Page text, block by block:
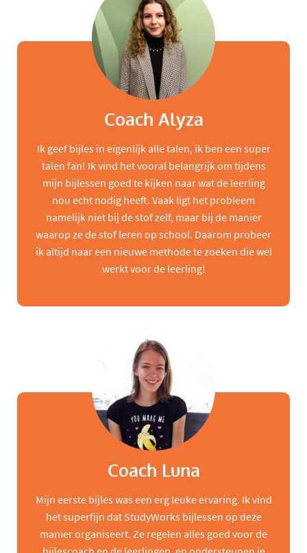
Coach Alyza
Ik geef bijles in eigenlijk alle talen, ik ben een super
talen fan! Ik vind het vooral belangrijk om tijdens
mijn bijlessen goed te kijken naar wat de leerling
nou echt nodig heeft. Vaak ligt het probleem
namelijk niet bij de stof zelf, maar bij de manier
waarop ze de stof leren op school. Daarom probeer
ik altijd naar een nieuwe methode te zoeken die wel
werkt voor de leerling!
Coach Luna
Mijn eerste bijles was een erg leuke ervaring. Ik vind
het superfijn dat StudyWorks bijlessen op deze
manier organiseert. Ze regelen alles goed voor de